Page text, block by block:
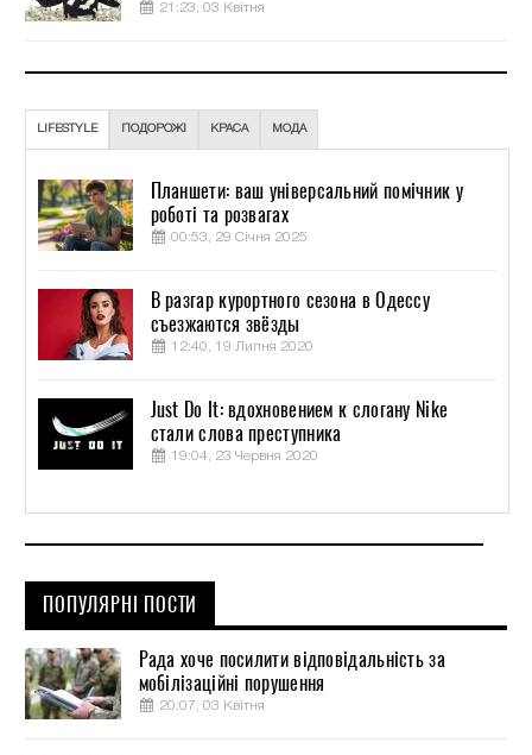
21:23, 03 Квітня
LIFESTYLE ПОДОРОЖІ КРАСА МОДА
Планшети: ваш універсальний помічник у
роботі та розвагах
00:53, 29 Січня 2025
В разгар курортного сезона в Одессу
съезжаются звёзды
12:40, 19 Липня 2020
Just Do It: вдохновением к слогану Nike
стали слова преступника
19:04, 23 Червня 2020
ПОПУЛЯРНІ ПОСТИ
Рада хоче посилити відповідальність за
мобілізаційні порушення
20:07, 03 Квітня